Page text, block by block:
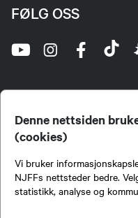
Denne nettsiden
(cookies)
Vi bruker
NJFFs nettsteder bedre.
statistikk, analyse og
FØLG OSS
jegere og sportsfiskere og et av de
fiske i Norge. Vi er en partipolitisk
naturpolitisk engasjement i mange saker.